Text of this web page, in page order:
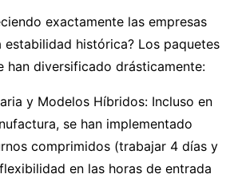
exactamente las empresas
estabilidad histórica? Los paquetes
han diversificado drásticamente:
y Modelos Híbridos: Incluso en
se han implementado
comprimidos (trabajar 4 días y
en las horas de entrada